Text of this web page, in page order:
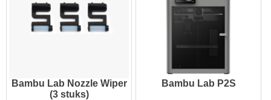
Bambu Lab Nozzle Wiper
(3 stuks)
Bambu Lab P2S